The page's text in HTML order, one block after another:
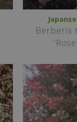
Berberis